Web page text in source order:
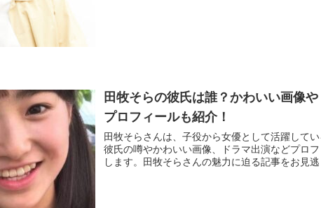
田牧そらの彼氏は誰？かわいい画像
プロフィールも紹介！
田牧そらさんは、子役から女優として活躍してい
彼氏の噂やかわいい画像、ドラマ出演などプロ
します。田牧そらさんの魅力に迫る記事をお見逃